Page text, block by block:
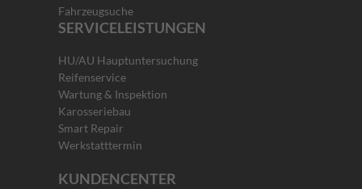
Fahrzeugsuche
SERVICELEISTUNGEN
HU/AU Hauptuntersuchung
Reifenservice
Wartung & Inspektion
Karosseriebau
Smart Repair
Werkstatttermin
KUNDENCENTER